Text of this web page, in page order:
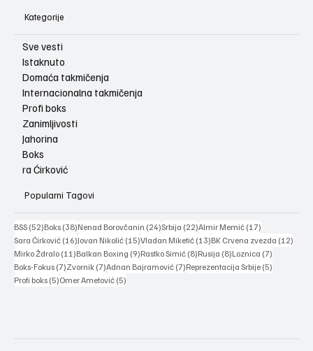
Kategorije
Sve vesti
Istaknuto
Domaća takmičenja
Internacionalna takmičenja
Profi boks
Zanimljivosti
Jahorina
Boks
ra Ćirković
Popularni Tagovi
BSS (52)52 posts
Boks (38)38 posts
Nenad Borovčanin (24)24 posts
Srbija (22)22 posts
Almir Memić (17)
Sara Ćirković (16)16 posts
Jovan Nikolić (15)15 posts
Vladan Miketić (13)13 posts
BK Crvena zvezda (12)
Mirko Ždralo (11)11 posts
Balkan Boxing (9)9 posts
Rastko Simić (8)8 posts
Rusija (8)8 posts
Loznica (7)
Boks-Fokus (7)7 posts
Zvornik (7)7 posts
Adnan Bajramović (7)7 posts
Reprezentacija Srbije (5)
Profi boks (5)5 posts
Omer Ametović (5)